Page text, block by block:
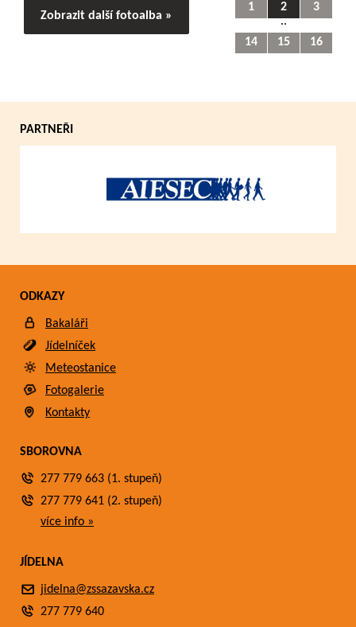
Zobrazit další fotoalba »
1 2
3
..
14
15 16
PARTNEŘI
ODKAZY
Bakaláři
Jídelníček
Meteostanice
Fotogalerie
Kontakty
SBOROVNA
277 779 663 (1. stupeň)
277 779 641 (2. stupeň)
více info »
JÍDELNA
jidelna@zssazavska.cz
277 779 640